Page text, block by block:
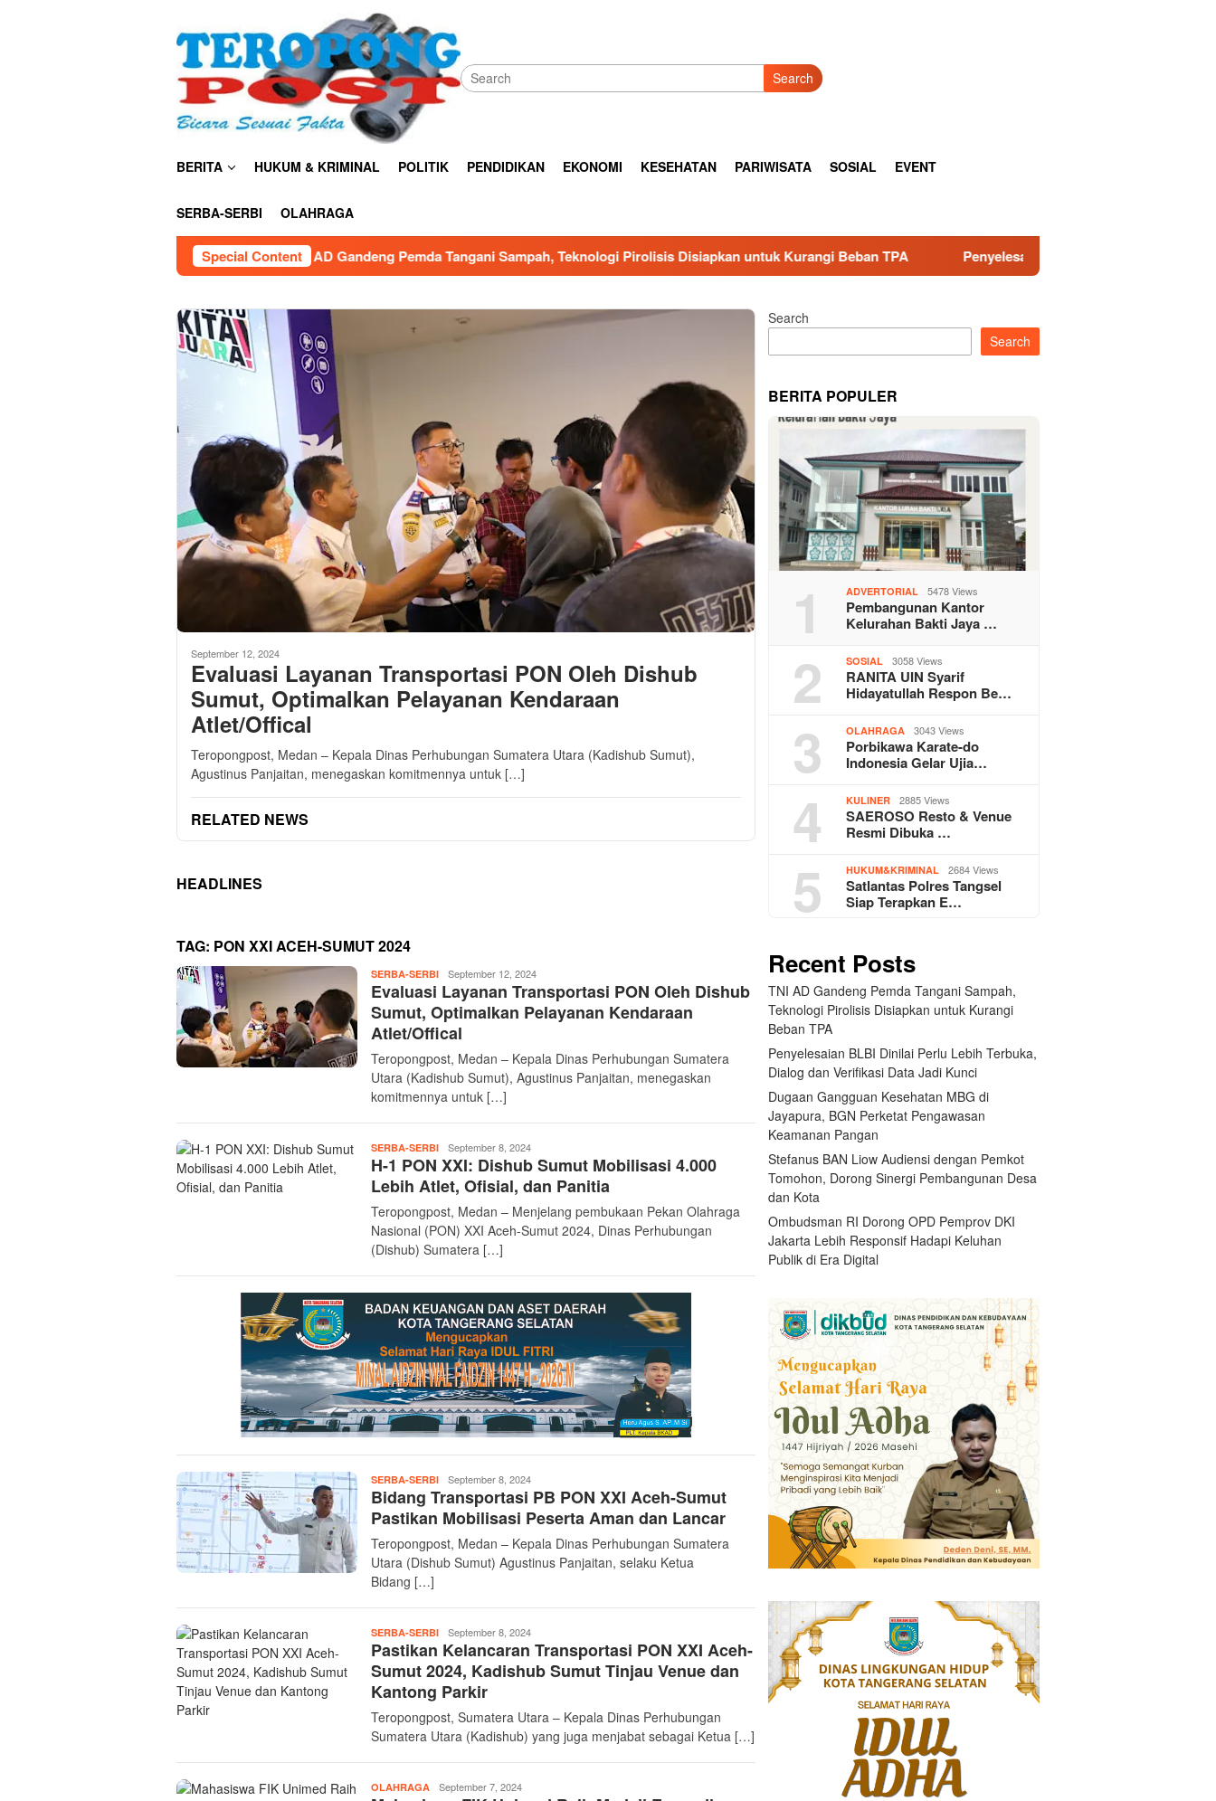
Search
BERITA HUKUM & KRIMINAL POLITIK PENDIDIKAN EKONOMI KESEHATAN PARIWISATA SOSIAL EVENT
SERBA-SERBI OLAHRAGA
Special Content
TNI AD Gandeng Pemda Tangani Sampah, Teknologi Pirolisis Disiapkan untuk Kurangi Beban TPA Penyelesaian BLBI Dinilai Perlu Lebih Terbuka, Dialog dan
September 12, 2024
Evaluasi Layanan Transportasi PON Oleh Dishub
Sumut, Optimalkan Pelayanan Kendaraan
Atlet/Offical
Teropongpost, Medan – Kepala Dinas Perhubungan Sumatera Utara (Kadishub Sumut),
Agustinus Panjaitan, menegaskan komitmennya untuk […]
RELATED NEWS
HEADLINES
TAG: PON XXI ACEH-SUMUT 2024
SERBA-SERBI teropongpost
September 12, 2024
Evaluasi Layanan Transportasi PON Oleh Dishub
Sumut, Optimalkan Pelayanan Kendaraan
Atlet/Offical
Teropongpost, Medan – Kepala Dinas Perhubungan Sumatera
Utara (Kadishub Sumut), Agustinus Panjaitan, menegaskan
komitmennya untuk […]
SERBA-SERBI teropongpost
September 8, 2024
H-1 PON XXI: Dishub Sumut Mobilisasi 4.000
Lebih Atlet, Ofisial, dan Panitia
Teropongpost, Medan – Menjelang pembukaan Pekan Olahraga
Nasional (PON) XXI Aceh-Sumut 2024, Dinas Perhubungan
(Dishub) Sumatera […]
SERBA-SERBI teropongpost
September 8, 2024
Bidang Transportasi PB PON XXI Aceh-Sumut
Pastikan Mobilisasi Peserta Aman dan Lancar
Teropongpost, Medan – Kepala Dinas Perhubungan Sumatera
Utara (Dishub Sumut) Agustinus Panjaitan, selaku Ketua
Bidang […]
SERBA-SERBI teropongpost
September 8, 2024
Pastikan Kelancaran Transportasi PON XXI Aceh-
Sumut 2024, Kadishub Sumut Tinjau Venue dan
Kantong Parkir
Teropongpost, Sumatera Utara – Kepala Dinas Perhubungan
Sumatera Utara (Kadishub) yang juga menjabat sebagai Ketua […]
OLAHRAGA teropongpost
September 7, 2024
Search
Search
BERITA POPULER
1 ADVERTORIAL 5478 Views
Pembangunan Kantor
Kelurahan Bakti Jaya …
2 SOSIAL 3058 Views
RANITA UIN Syarif
Hidayatullah Respon Be…
3 OLAHRAGA 3043 Views
Porbikawa Karate-do
Indonesia Gelar Ujia…
4 KULINER 2885 Views
SAEROSO Resto & Venue
Resmi Dibuka …
5 HUKUM&KRIMINAL 2684 Views
Satlantas Polres Tangsel
Siap Terapkan E…
Recent Posts
TNI AD Gandeng Pemda Tangani Sampah,
Teknologi Pirolisis Disiapkan untuk Kurangi
Beban TPA
Penyelesaian BLBI Dinilai Perlu Lebih Terbuka,
Dialog dan Verifikasi Data Jadi Kunci
Dugaan Gangguan Kesehatan MBG di
Jayapura, BGN Perketat Pengawasan
Keamanan Pangan
Stefanus BAN Liow Audiensi dengan Pemkot
Tomohon, Dorong Sinergi Pembangunan Desa
dan Kota
Ombudsman RI Dorong OPD Pemprov DKI
Jakarta Lebih Responsif Hadapi Keluhan
Publik di Era Digital